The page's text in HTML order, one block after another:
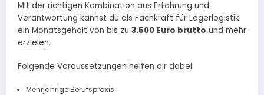
Mit der richtigen Kombination aus Erfahrung und
Verantwortung kannst du als Fachkraft für Lagerlogistik
ein Monatsgehalt von bis zu 3.500 Euro brutto und mehr
erzielen.
Folgende Voraussetzungen helfen dir dabei:
Mehrjährige Berufspraxis